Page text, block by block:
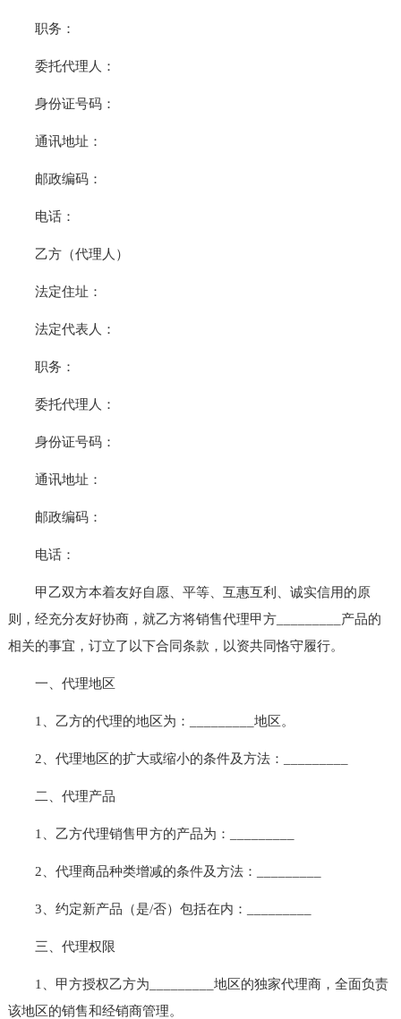
职务：
委托代理人：
身份证号码：
通讯地址：
邮政编码：
电话：
乙方（代理人）
法定住址：
法定代表人：
职务：
委托代理人：
身份证号码：
通讯地址：
邮政编码：
电话：
甲乙双方本着友好自愿、平等、互惠互利、诚实信用的原
则，经充分友好协商，就乙方将销售代理甲方_________产品的
相关的事宜，订立了以下合同条款，以资共同恪守履行。
一、代理地区
1、乙方的代理的地区为：_________地区。
2、代理地区的扩大或缩小的条件及方法：_________
二、代理产品
1、乙方代理销售甲方的产品为：_________
2、代理商品种类增减的条件及方法：_________
3、约定新产品（是/否）包括在内：_________
三、代理权限
1、甲方授权乙方为_________地区的独家代理商，全面负责
该地区的销售和经销商管理。